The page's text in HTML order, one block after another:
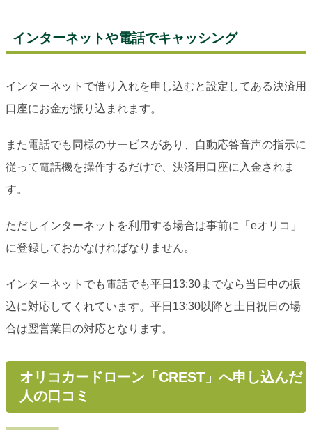
インターネットや電話でキャッシング
インターネットで借り入れを申し込むと設定してある決済用
口座にお金が振り込まれます。
また電話でも同様のサービスがあり、自動応答音声の指示に
従って電話機を操作するだけで、決済用口座に入金されま
す。
ただしインターネットを利用する場合は事前に「eオリコ」
に登録しておかなければなりません。
インターネットでも電話でも平日13:30までなら当日中の振
込に対応してくれています。平日13:30以降と土日祝日の場
合は翌営業日の対応となります。
オリコカードローン「CREST」へ申し込んだ
人の口コミ